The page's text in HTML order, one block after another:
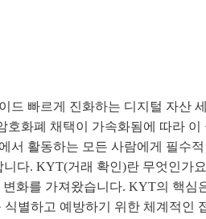
드 빠르게 진화하는 디지털 자산
화폐 채택이 가속화됨에 따라 이
서 활동하는 모든 사람에게 필수
다. KYT(거래 확인)란 무엇인가
화를 가져왔습니다. KYT의 핵심
별하고 예방하기 위한 체계적인